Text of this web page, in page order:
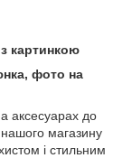
картинкою
фото на
аксесуарах до
магазину
і стильним